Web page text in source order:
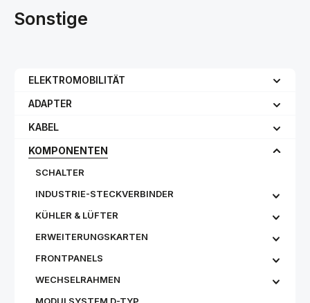
Sonstige
ELEKTROMOBILITÄT
ADAPTER
KABEL
KOMPONENTEN
SCHALTER
INDUSTRIE-STECKVERBINDER
KÜHLER & LÜFTER
ERWEITERUNGSKARTEN
FRONTPANELS
WECHSELRAHMEN